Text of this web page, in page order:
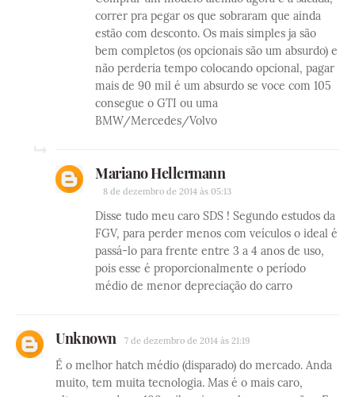
correr pra pegar os que sobraram que ainda
estão com desconto. Os mais simples ja são
bem completos (os opcionais são um absurdo) e
não perderia tempo colocando opcional, pagar
mais de 90 mil é um absurdo se voce com 105
consegue o GTI ou uma
BMW/Mercedes/Volvo
Mariano Hellermann
8 de dezembro de 2014 às 05:13
Disse tudo meu caro SDS ! Segundo estudos da
FGV, para perder menos com veículos o ideal é
passá-lo para frente entre 3 a 4 anos de uso,
pois esse é proporcionalmente o período
médio de menor depreciação do carro
Unknown 7 de dezembro de 2014 às 21:19
É o melhor hatch médio (disparado) do mercado. Anda
muito, tem muita tecnologia. Mas é o mais caro,